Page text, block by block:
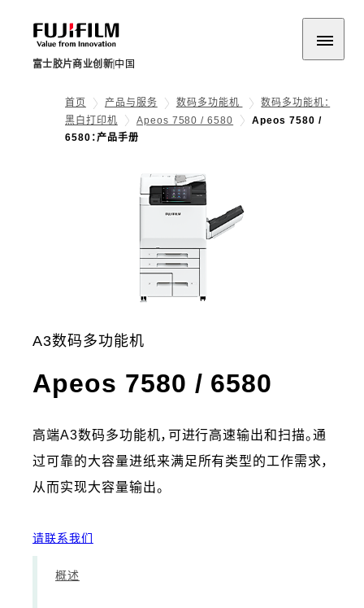
富士胶片商业创新 中国
首页 产品与服务 数码多功能机
数码多功能机：
黑白打印机
Apeos 7580 / 6580
Apeos 7580 /
6580：产品手册
A3数码多功能机
Apeos 7580 / 6580
高端A3数码多功能机，可进行高速输出和扫描。通
过可靠的大容量进纸来满足所有类型的工作需求，
从而实现大容量输出。
请联系我们
概述